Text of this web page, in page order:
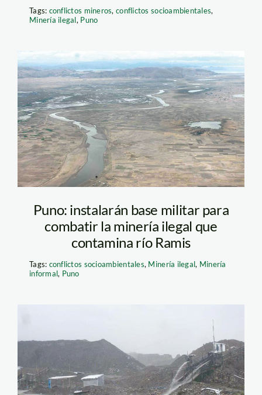
Tags: conflictos mineros,conflictos socioambientales,
Minería ilegal, Puno
rio_ramis_larepublica
Puno: instalarán base militar para
combatir la minería ilegal que
contamina río Ramis
Tags: conflictos socioambientales, Minería ilegal, Minería
informal, Puno
ramis_larepublica